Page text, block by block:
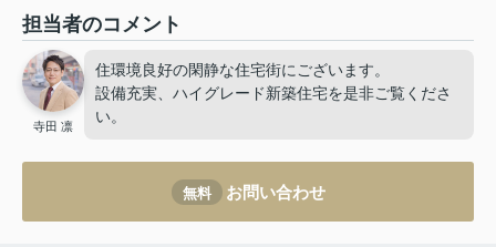
担当者のコメント
寺田 凛
住環境良好の閑静な住宅街にございます。
設備充実、ハイグレード新築住宅を是非ご覧くださ
い。
無料 お問い合わせ